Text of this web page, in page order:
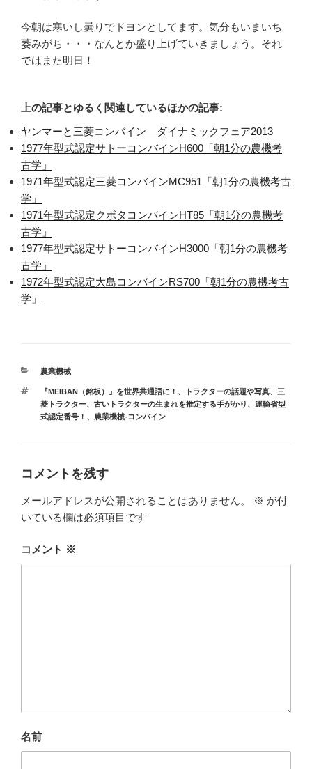
今朝は寒いし曇りでドヨンとしてます。気分もいまいち
萎みがち・・・なんとか盛り上げていきましょう。それ
ではまた明日！
上の記事とゆるく関連しているほかの記事:
ヤンマーと三菱コンバイン ダイナミックフェア2013
1977年型式認定サトーコンバインH600「朝1分の農機考
古学」
1971年型式認定三菱コンバインMC951「朝1分の農機考古
学」
1971年型式認定クボタコンバインHT85「朝1分の農機考
古学」
1977年型式認定サトーコンバインH3000「朝1分の農機考
古学」
1972年型式認定大島コンバインRS700「朝1分の農機考古
学」
カ
リ
ー
農業機械
タ
グ
『MEIBAN（銘板）』を世界共通語に！ 、 トラクターの話題や写真、
三
菱トラクター、 古いトラクターの生まれを推定する手がかり、運輸省型
式認定番号！ 、 農業機械-コンバイン
コメントを残す
メールアドレスが公開されることはありません。 ※ が付
いている欄は必須項目です
コメント ※
名前